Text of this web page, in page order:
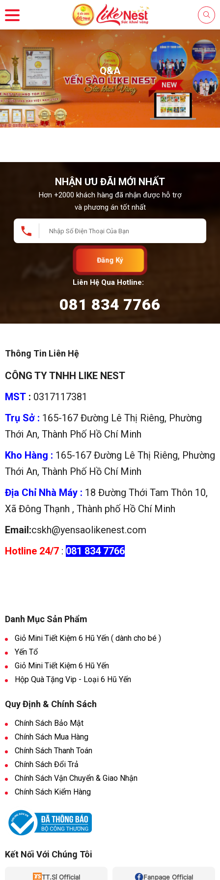
Q&A
NHẬN ƯU ĐÃI MỚI NHẤT
Hơn +2000 khách hàng đã nhận được hỗ trợ
và phương án tốt nhất
Đăng Ký
Liên Hệ Qua Hotline:
081 834 7766
Thông Tin Liên Hệ
CÔNG TY TNHH LIKE NEST
MST : 0317117381
Trụ Sở : 165-167 Đường Lê Thị Riêng, Phường
Thới An, Thành Phố Hồ Chí Minh
Kho Hàng : 165-167 Đường Lê Thị Riêng, Phường
Thới An, Thành Phố Hồ Chí Minh
Địa Chỉ Nhà Máy : 18 Đường Thới Tam Thôn 10,
Xã Đông Thạnh , Thành phố Hồ Chí Minh
Email:cskh@yensaolikenest.com
Hotline 24/7 : 081 834 7766
Danh Mục Sản Phẩm
Giỏ Mini Tiết Kiệm 6 Hũ Yến ( dành cho bé )
Yến Tổ
Giỏ Mini Tiết Kiệm 6 Hũ Yến
Hộp Quà Tặng Vip - Loại 6 Hũ Yến
Quy Định & Chính Sách
Chính Sách Bảo Mật
Chính Sách Mua Hàng
Chính Sách Thanh Toán
Chính Sách Đổi Trả
Chính Sách Vận Chuyển & Giao Nhận
Chính Sách Kiểm Hàng
Kết Nối Với Chúng Tôi
TT.Sỉ Official Fanpage Official